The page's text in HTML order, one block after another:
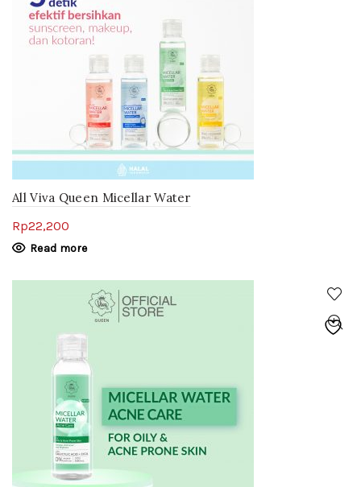
All Viva Queen Micellar Water
Rp22,200
Read more